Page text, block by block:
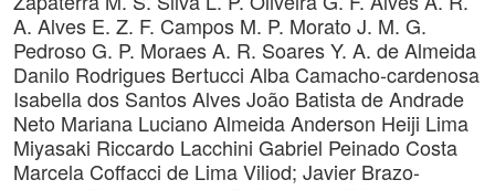
A. Alves E. Z. F. Campos M. P. Morato J. M. G.
Pedroso G. P. MoraesA. R. SoaresY. A. de Almeida
Danilo Rodrigues Bertucci Alba Camacho-cardenosa
Isabella dos Santos AlvesJoão Batista de Andrade
Neto Mariana Luciano AlmeidaAnderson Heiji Lima
Miyasaki Riccardo Lacchini Gabriel Peinado Costa
Marcela Coffacci de Lima Viliod; Javier Brazo-